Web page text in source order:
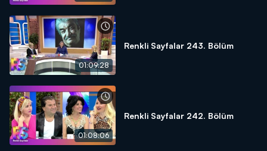
01:09:28
Renkli Sayfalar 243. Bölüm
01:08:06
Renkli Sayfalar 242. Bölüm